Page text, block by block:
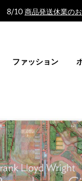
8/10 商品発送休業の
ファッション